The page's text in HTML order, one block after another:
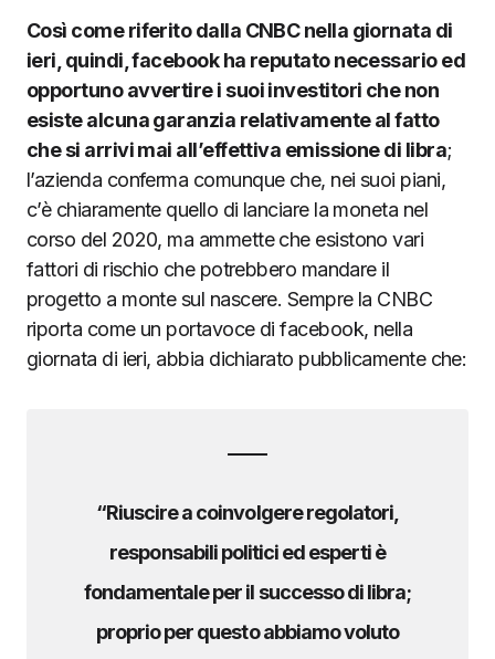
Così come riferito dalla CNBC nella giornata di
ieri, quindi, facebook ha reputato necessario ed
opportuno avvertire i suoi investitori che non
esiste alcuna garanzia relativamente al fatto
che si arrivi mai all’effettiva emissione di libra;
l’azienda conferma comunque che, nei suoi piani,
c’è chiaramente quello di lanciare la moneta nel
corso del 2020, ma ammette che esistono vari
fattori di rischio che potrebbero mandare il
progetto a monte sul nascere. Sempre la CNBC
riporta come un portavoce di facebook, nella
giornata di ieri, abbia dichiarato pubblicamente che:
“Riuscire a coinvolgere regolatori,
responsabili politici ed esperti è
fondamentale per il successo di libra;
proprio per questo abbiamo voluto